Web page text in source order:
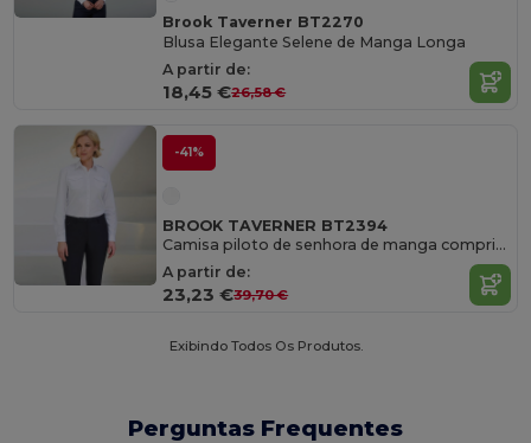
Brook Taverner BT2270
Blusa Elegante Selene de Manga Longa
A partir de:
18,45 €26,58 €
-41%
BROOK TAVERNER BT2394
Camisa piloto de senhora de manga comprida
A partir de:
23,23 €39,70 €
Exibindo Todos Os Produtos.
Perguntas Frequentes